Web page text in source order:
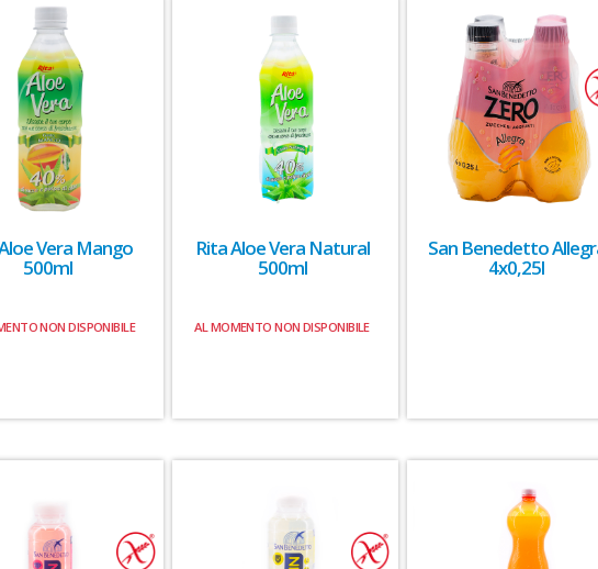
Vera Mango
500ml
NON DISPONIBILE
Rita Aloe Vera Natural
500ml
AL MOMENTO NON DISPONIBILE
San Benedetto
4x0,25l